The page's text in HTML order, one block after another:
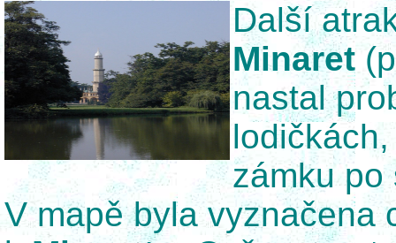
Další
Minaret
nastal
zámku po
V mapě byla vyznačena